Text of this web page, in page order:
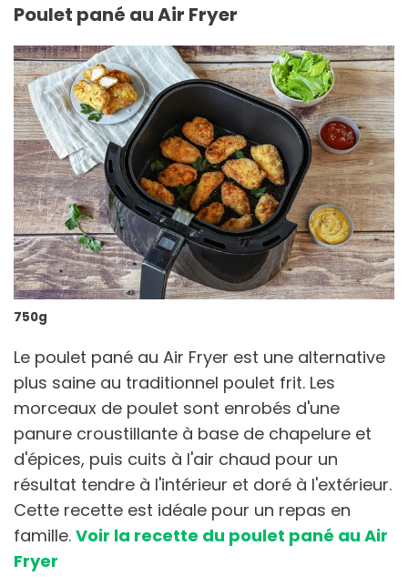
Poulet pané au Air Fryer
750g
Le poulet pané au Air Fryer est une alternative
plus saine au traditionnel poulet frit. Les
morceaux de poulet sont enrobés d'une
panure croustillante à base de chapelure et
d'épices, puis cuits à l'air chaud pour un
résultat tendre à l'intérieur et doré à l'extérieur.
Cette recette est idéale pour un repas en
famille. Voir la recette du poulet pané au Air
Fryer